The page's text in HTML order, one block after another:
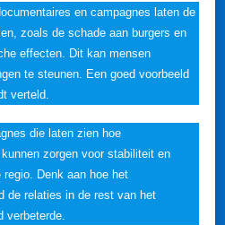
en campagnes laten de
zoals de schade aan burgers en
effecten. Dit kan mensen
te steunen. Een goed voorbeeld
verteld.
die laten zien hoe
zorgen voor stabiliteit en
Denk aan hoe het
de relaties in de rest van het
verbeterde.